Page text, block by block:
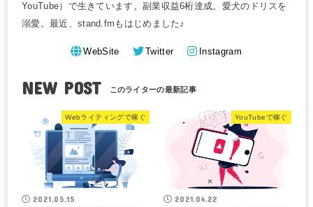
YouTube）で生きています。副業収益6桁達成。愛犬のドリスを
溺愛。最近、stand.fmもはじめました♪
WebSite Twitter Instagram
NEW POST
Webライティングで稼ぐ
2021.05.15
YouTubeで稼ぐ
2021.04.22